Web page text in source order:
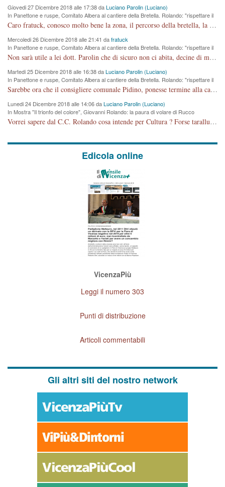
Giovedi 27 Dicembre 2018 alle 17:38 daLuciano Parolin (Luciano)
In Panettone e ruspe, Comitato Albera al cantiere della Bretella. Rolando: "rispettare il
cronoprogramma"
Caro fratuck, conosco molto bene la zona, il percorso della bretella, la situazione dei cittadini, abito in Viale Trento. A partire dal 2003 ho partecipato al Comitato di Maddalene pro bretella, e a riunioni propositive per apportare modifiche al progetto. Numerose mie foto del territorio sono arrivate a Roma, altri miei interventi (non graditi dalla Sx) sono stati pubblicati dal GdV, assieme ad altri come Ciro Asproso, ora favorevole alla bretella. Ho partecipato alla raccolta firme per la chiusura della strada x 5 giorni eseguita dal Sindaco Hullwech per sforamento 180 Micro/g. Pertanto come impegno per la tematica sono apposto con la coscienza. Ora il Progetto è partito, fine! Voglio dire che la nuova Giunta "comunale" non c'entra più. L'opera sarà "malauguratamente" eseguita, ma non con il mio placet. Il Consigliere Comunale dovrebbe capire che la campagna elettorale è finita, con buona pace di tutti. Quello che invece dovrebbe interessare è la proprietà della strada, dall'uscita autostradale Ovest, sino alla Rotatoria dell'Albara, vi sono tre possessori: Autostrade SpA; La Provincia, il Comune. Come la mettiamo per il futuro ? I costi, da 50 sono saliti a 100 milioni di € come dire 20 milioni a KM (!) da non credere. Comunque si farà. Ma nessuno canti Vittoria, anzi meglio non farne un ulteriore fatto "partitico" per questioni elettorali o di seggio. Se mi manda la sua mail, sono disponibile ad inviare i documenti e le foto sopra descritte. Con ossequi, Luciano Parolin
Mercoledi 26 Dicembre 2018 alle 21:41 dafratuck
In Panettone e ruspe, Comitato Albera al cantiere della Bretella. Rolando: "rispettare il
cronoprogramma"
Non sarà utile a lei dott. Parolin che di sicuro non ci abita, decine di migliaia di TIR, automobili e padroncini che passano quotidianamente per una strada appena rotabile, non è più possibile stendere i panni, attraversare la strada senza rischiare la morte, le case stanno crepando, i tempi sono cambiati e la bretella non passerà assolutamente per maddalene (ma cosa sta a dire?!), dia invece responsabilità a chi ha costruito tagliando la strada che doveva invece terminare a isola vicentina e non al moracchino lasciando Motta di Costabissara ancora in panne di traffico. I tempi sono cambiati dottore e se l'anagrafe della vita stagna nell'essere umano impressioni conservatrici, la società non le considera perchè va avanti, si industrializza e ha bisogno di infrastrutture e di sviluppo. Ultima considerazione, se è geloso di Rolando perchè vede in lui solo campagne politiche mentre si difendono i SOLI diritti dei cittadini, la preghiamo faccia considerazioni più appropriate. Saluti e complimenti per i suoi scritti.
Martedi 25 Dicembre 2018 alle 16:38 daLuciano Parolin (Luciano)
In Panettone e ruspe, Comitato Albera al cantiere della Bretella. Rolando: "rispettare il
cronoprogramma"
Sarebbe ora che il consigliere comunale Pidino, ponesse termine alla campagna elettorale nel territorio del suo seggio Villaggio del Sole. La tiraca è iniziata, distruggerà 6 km di prateria ovest della città, ricca di fonti e sorgenti d'acqua. I cittadini di Maddalene non avranno più Pace la notte. Molta colpa per la costruzione di questa Strada è proprio del signor Rolando,dei suoi gazebo mobili e che vuol far passare questa opera VANDALICA come progetto "utile" a chi ? Non è cosa seria sig. Rolando!
Lunedi 24 Dicembre 2018 alle 14:06 daLuciano Parolin (Luciano)
In Mostra "Il trionfo del colore", Giovanni Rolando: la paura di volare di Rucco
Vorrei sapere dal C.C. Rolando cosa intende per Cultura ? Forse tarallucci, vino e sagre, o spaghetti tricolori del PD ? Il continuo (s)parlare della mostra a Palazzo Chiericati caro consigliere DANNEGGIA FORTEMENTE l'immagine della città TUTTA e fa deviare i consensi che in RUSSIA (badi bene ex U.R.S.S.) sono ECCELLENTI. A livello artistico l'evento è di alta Valenza culturale, COMPITO di Tutta la Cittadinanza fare il possibile per propagandare l'iniziativa senza farne UN CASO PARTITICO come fa Lei da sempre. Meno Gazebo + Partecipazione! E così sia. Amen.
Edicola online
VicenzaPiù
Leggi il numero 303
Punti di distribuzione
Articoli commentabili
Gli altri siti del nostro network